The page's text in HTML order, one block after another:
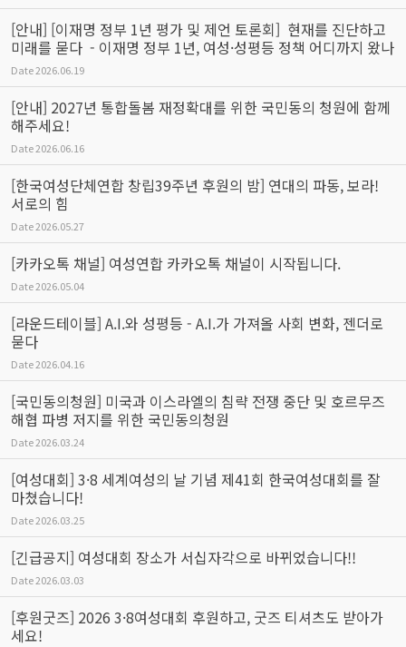
[안내] [이재명 정부 1년 평가 및 제언 토론회] 현재를 진단하고
미래를 묻다 - 이재명 정부 1년, 여성·성평등 정책 어디까지 왔나
Date2026.06.19
[안내] 2027년 통합돌봄 재정확대를 위한 국민동의 청원에 함께
해주세요!
Date2026.06.16
[한국여성단체연합 창립39주년 후원의 밤] 연대의 파동, 보라!
서로의 힘
Date2026.05.27
[카카오톡 채널] 여성연합 카카오톡 채널이 시작됩니다.
Date2026.05.04
[라운드테이블] A.I.와 성평등 - A.I.가 가져올 사회 변화, 젠더로
묻다
Date2026.04.16
[국민동의청원] 미국과 이스라엘의 침략 전쟁 중단 및 호르무즈
해협 파병 저지를 위한 국민동의청원
Date2026.03.24
[여성대회] 3·8 세계여성의 날 기념 제41회 한국여성대회를 잘
마쳤습니다!
Date2026.03.25
[긴급공지] 여성대회 장소가 서십자각으로 바뀌었습니다!!
Date2026.03.03
[후원굿즈] 2026 3·8여성대회 후원하고, 굿즈 티셔츠도 받아가
세요!